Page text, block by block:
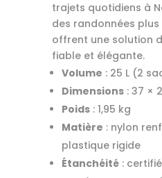
trajets quotidiens à
des randonnées plus
offrent une solution
fiable et élégante.
Volume : 25 L (2
Dimensions: 37 ×
Poids: 1,95 kg
Matière : nylon
plastique rigide
Étanchéité: